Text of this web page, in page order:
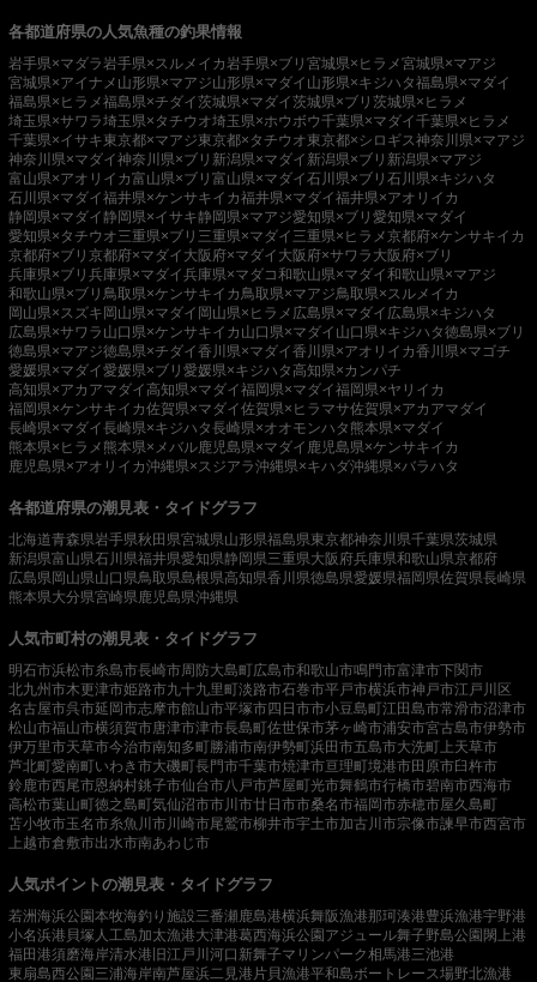
各都道府県の人気魚種の釣果情報
岩手県×マダラ 岩手県×スルメイカ 岩手県×ブリ 宮城県×ヒラメ宮城県×マアジ
宮城県×アイナメ 山形県×マアジ山形県×マダイ 山形県×キジハタ福島県×マダイ
福島県×ヒラメ福島県×チダイ茨城県×マダイ茨城県×ブリ 茨城県×ヒラメ
埼玉県×サワラ埼玉県×タチウオ埼玉県×ホウボウ千葉県×マダイ千葉県×ヒラメ
千葉県×イサキ東京都×マアジ東京都×タチウオ東京都×シロギス神奈川県×マアジ
神奈川県×マダイ神奈川県×ブリ 新潟県×マダイ 新潟県×ブリ 新潟県×マアジ
富山県×アオリイカ富山県×ブリ 富山県×マダイ石川県×ブリ 石川県×キジハタ
石川県×マダイ福井県×ケンサキイカ福井県×マダイ福井県×アオリイカ
静岡県×マダイ静岡県×イサキ静岡県×マアジ愛知県×ブリ 愛知県×マダイ
愛知県×タチウオ三重県×ブリ 三重県×マダイ 三重県×ヒラメ京都府×ケンサキイカ
京都府×ブリ 京都府×マダイ 大阪府×マダイ 大阪府×サワラ 大阪府×ブリ
兵庫県×ブリ 兵庫県×マダイ兵庫県×マダコ和歌山県×マダイ和歌山県×マアジ
和歌山県×ブリ 鳥取県×ケンサキイカ 鳥取県×マアジ鳥取県×スルメイカ
岡山県×スズキ岡山県×マダイ 岡山県×ヒラメ 広島県×マダイ 広島県×キジハタ
広島県×サワラ 山口県×ケンサキイカ 山口県×マダイ 山口県×キジハタ徳島県×ブリ
徳島県×マアジ徳島県×チダイ香川県×マダイ香川県×アオリイカ香川県×マゴチ
愛媛県×マダイ愛媛県×ブリ 愛媛県×キジハタ高知県×カンパチ
高知県×アカアマダイ高知県×マダイ福岡県×マダイ福岡県×ヤリイカ
福岡県×ケンサキイカ佐賀県×マダイ佐賀県×ヒラマサ佐賀県×アカアマダイ
長崎県×マダイ長崎県×キジハタ長崎県×オオモンハタ 熊本県×マダイ
熊本県×ヒラメ 熊本県×メバル鹿児島県×マダイ 鹿児島県×ケンサキイカ
鹿児島県×アオリイカ沖縄県×スジアラ沖縄県×キハダ沖縄県×バラハタ
各都道府県の潮見表・タイドグラフ
北海道青森県岩手県秋田県宮城県山形県福島県東京都神奈川県千葉県茨城県
新潟県富山県石川県福井県愛知県静岡県三重県大阪府兵庫県和歌山県京都府
広島県岡山県山口県鳥取県島根県高知県香川県徳島県愛媛県福岡県佐賀県長崎県
熊本県大分県宮崎県 鹿児島県沖縄県
人気市町村の潮見表・タイドグラフ
明石市浜松市糸島市長崎市周防大島町広島市和歌山市鳴門市富津市下関市
北九州市木更津市姫路市九十九里町淡路市石巻市平戸市横浜市神戸市江戸川区
名古屋市呉市延岡市志摩市館山市平塚市四日市市小豆島町江田島市常滑市沼津市
松山市福山市横須賀市唐津市津市長島町佐世保市茅ヶ崎市浦安市宮古島市伊勢市
伊万里市天草市今治市南知多町勝浦市南伊勢町浜田市五島市大洗町 上天草市
芦北町愛南町いわき市大磯町長門市千葉市焼津市亘理町境港市田原市臼杵市
鈴鹿市西尾市恩納村銚子市仙台市八戸市芦屋町光市舞鶴市行橋市碧南市西海市
高松市葉山町徳之島町気仙沼市市川市廿日市市桑名市福岡市赤穂市屋久島町
苫小牧市玉名市糸魚川市 川崎市尾鷲市柳井市宇土市加古川市宗像市諫早市西宮市
上越市倉敷市出水市南あわじ市
人気ポイントの潮見表・タイドグラフ
若洲海浜公園本牧海釣り施設三番瀬 鹿島港横浜舞阪漁港那珂湊港豊浜漁港宇野港
小名浜港 貝塚人工島加太漁港大津港葛西海浜公園アジュール舞子野島公園閖上港
福田港須磨海岸清水港 旧江戸川河口 新舞子マリンパーク相馬港三池港
東扇島西公園三浦海岸南芦屋浜二見港 片貝漁港平和島ボートレース場野北漁港